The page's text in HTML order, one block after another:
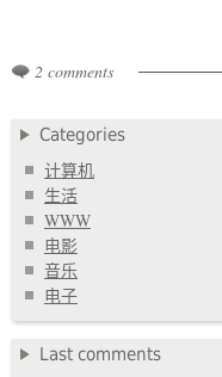
2 comments
Categories
计算机
生活
WWW
电影
音乐
电子
Last comments